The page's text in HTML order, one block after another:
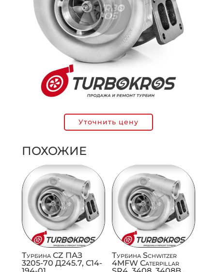
Уточнить цену
ПОХОЖИЕ
Турбина CZ ПАЗ
3205-70 Д245.7, C14-
Турбина Schwitzer
4MFW Caterpillar